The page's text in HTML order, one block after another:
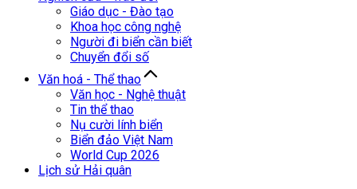
Giáo dục - Đào tạo
Khoa học công nghệ
Người đi biển cần biết
Chuyển đổi số
Văn hoá - Thể thao
Văn học - Nghệ thuật
Tin thể thao
Nụ cười lính biển
Biển đảo Việt Nam
World Cup 2026
Lịch sử Hải quân